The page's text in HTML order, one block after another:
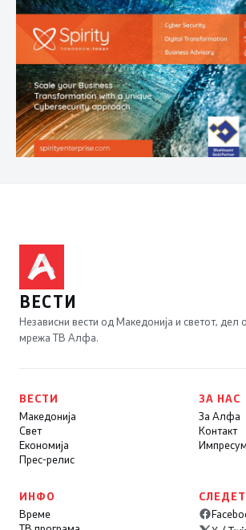
ВЕСТИ
Независни вести од Македонија и светот, дел
мрежа ТВ Алфа.
ВЕСТИ
Македонија
Свет
Економија
Прес-релис
ЗА НАС
За Алфа
Контакт
Импресум
ИНФО
Време